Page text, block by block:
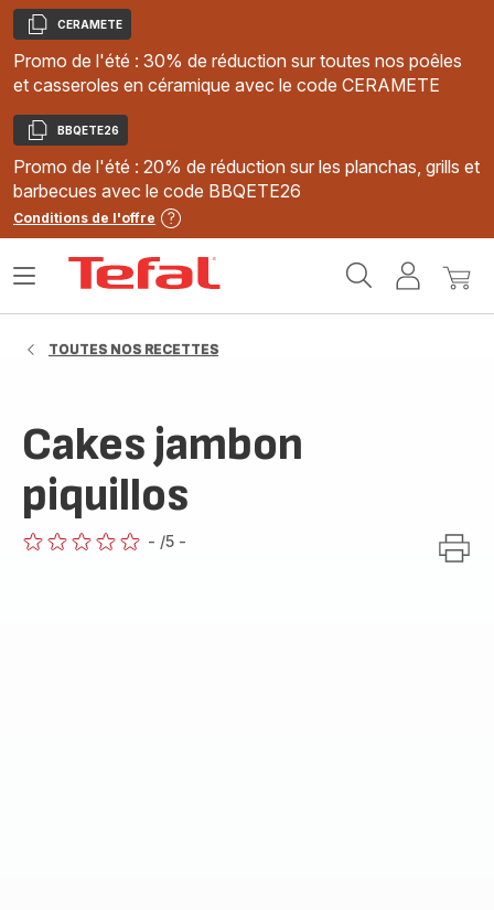
Copier
CERAMETE
Promo de l'été : 30% de réduction sur toutes nos poêles
et casseroles en céramique avec le code CERAMETE
Copier
BBQETE26
Promo de l'été : 20% de réduction sur les planchas, grills et
barbecues avec le code BBQETE26
Conditions de l'offre
MonMon
Ouvrir
TOUTES NOS RECETTES
Cakes jambon
piquillos
- /5 -